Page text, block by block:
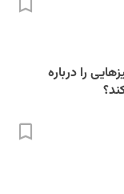
را درباره